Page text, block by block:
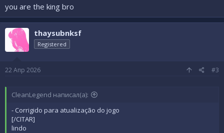
you are the king bro
thaysubnksf
Registered
22 Апр 2026 #3
CleanLegend написал(а):
- Corrigido para atualização do jogo
[/CITAR]
lindo